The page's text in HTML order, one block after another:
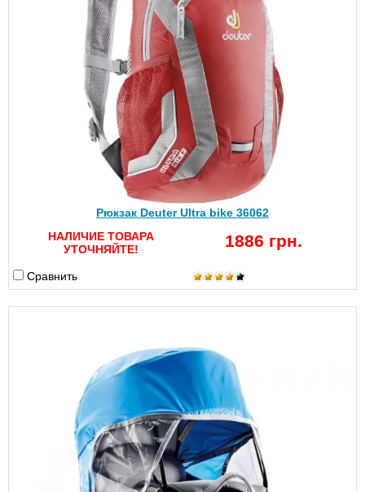
Рюкзак Deuter Ultra bike 36062
НАЛИЧИЕ ТОВАРА
УТОЧНЯЙТЕ!
1886 грн.
Сравнить